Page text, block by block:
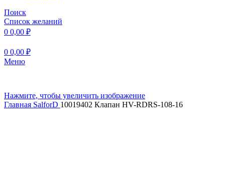
Поиск
Список желаний
0 0,00 ₽
0 0,00 ₽
Меню
Нажмите, чтобы увеличить изображение
Главная SalforD 10019402 Клапан HV-RDRS-108-16